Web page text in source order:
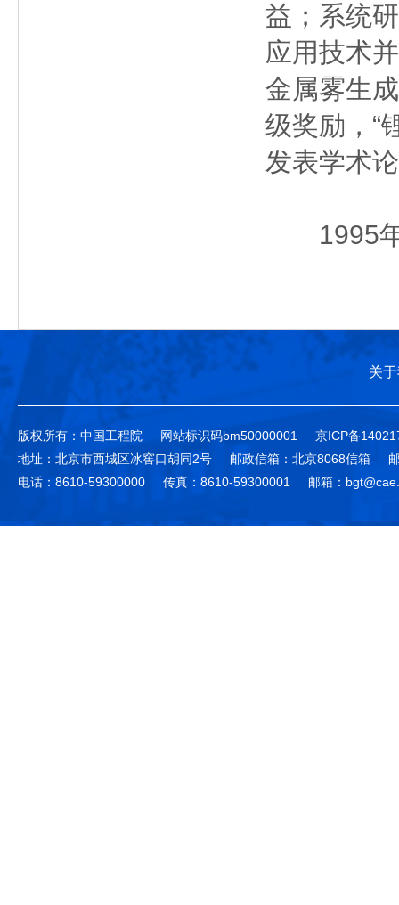
益；系统
应用技术
金属雾生
级奖励，“
发表学术
1995年
关
版权所有：中国工程院 网站标识码bm50000001
京ICP备
地址：北京市西城区冰窖口胡同2号
邮政信箱：北京8068信箱
电话：8610-59300000
传真：8610-59300001 邮箱：